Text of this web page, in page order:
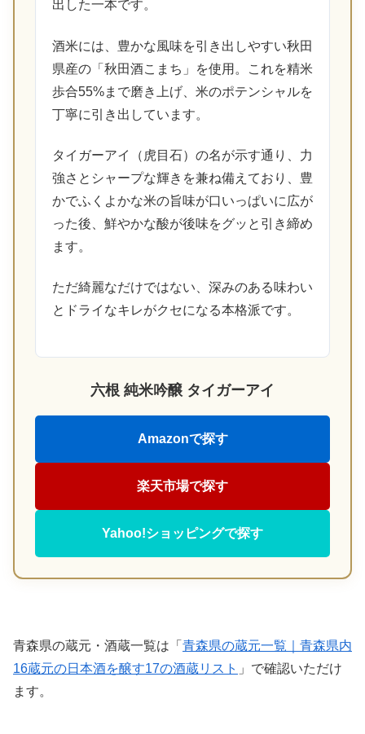
出した一本です。
酒米には、豊かな風味を引き出しやすい秋田
県産の「秋田酒こまち」を使用。これを精米
歩合55%まで磨き上げ、米のポテンシャルを
丁寧に引き出しています。
タイガーアイ（虎目石）の名が示す通り、力
強さとシャープな輝きを兼ね備えており、豊
かでふくよかな米の旨味が口いっぱいに広が
った後、鮮やかな酸が後味をグッと引き締め
ます。
ただ綺麗なだけではない、深みのある味わい
とドライなキレがクセになる本格派です。
六根 純米吟醸 タイガーアイ
Amazonで探す
楽天市場で探す
Yahoo!ショッピングで探す
青森県の蔵元・酒蔵一覧は「 青森県の蔵元一覧｜青森県内
16蔵元の日本酒を醸す17の酒蔵リスト 」で確認いただけ
ます。